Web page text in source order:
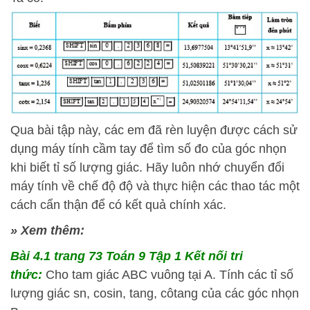
Qua bài tập này, các em đã rèn luyện được cách sử
dụng máy tính cầm tay để tìm số đo của góc nhọn
khi biết tỉ số lượng giác. Hãy luôn nhớ chuyển đổi
máy tính về chế độ độ và thực hiện các thao tác một
cách cẩn thận để có kết quả chính xác.
» Xem thêm:
Bài 4.1 trang 73 Toán 9 Tập 1 Kết nối tri
thức: Cho tam giác ABC vuông tại A. Tính các tỉ số
lượng giác sn, cosin, tang, côtang của các góc nhọn